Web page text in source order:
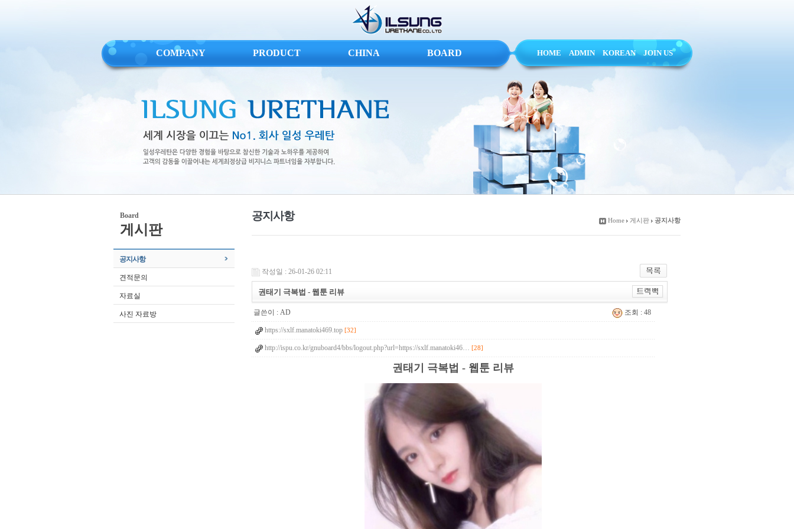
COMPANY PRODUCT CHINA BOARD HOME ADMIN KOREAN JOIN US
Board
게시판
공지사항
견적문의
자료실
사진 자료방
공지사항 Home 게시판 공지사항
작성일 : 26-01-26 02:11
권태기 극복법 - 웹툰 리뷰
글쓴이 : AD 조회 : 48
https://sxlf.manatoki469.top [32]
http://ispu.co.kr/gnuboard4/bbs/logout.php?url=https://sxlf.manatoki46… [28]
권태기 극복법 - 웹툰 리뷰